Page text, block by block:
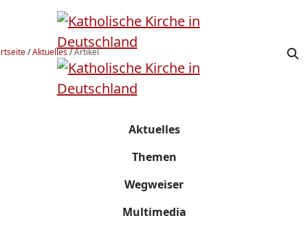
/Aktuelles/Artikel
Aktuelles
Themen
Wegweiser
Multimedia